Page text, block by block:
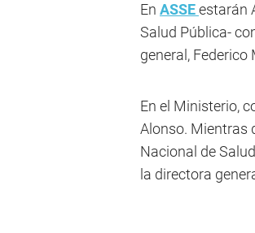
En ASSEestarán
Salud Pública-
general,
En el Ministerio,
Alonso. Mientras
Nacional de
la directora